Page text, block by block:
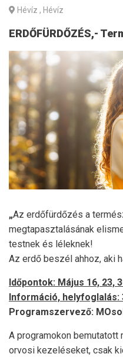
Hévíz , Hévíz
ERDŐFÜRDŐZÉS,-
„Az erdőfürdőzés a
megtapasztalásának
testnek és léleknek!
Az erdő beszél ahhoz, aki
Időpontok: Május 16, 23,
Információ, helyfoglalás:
Programszervező:
A programokon
orvosi kezeléseket, csak